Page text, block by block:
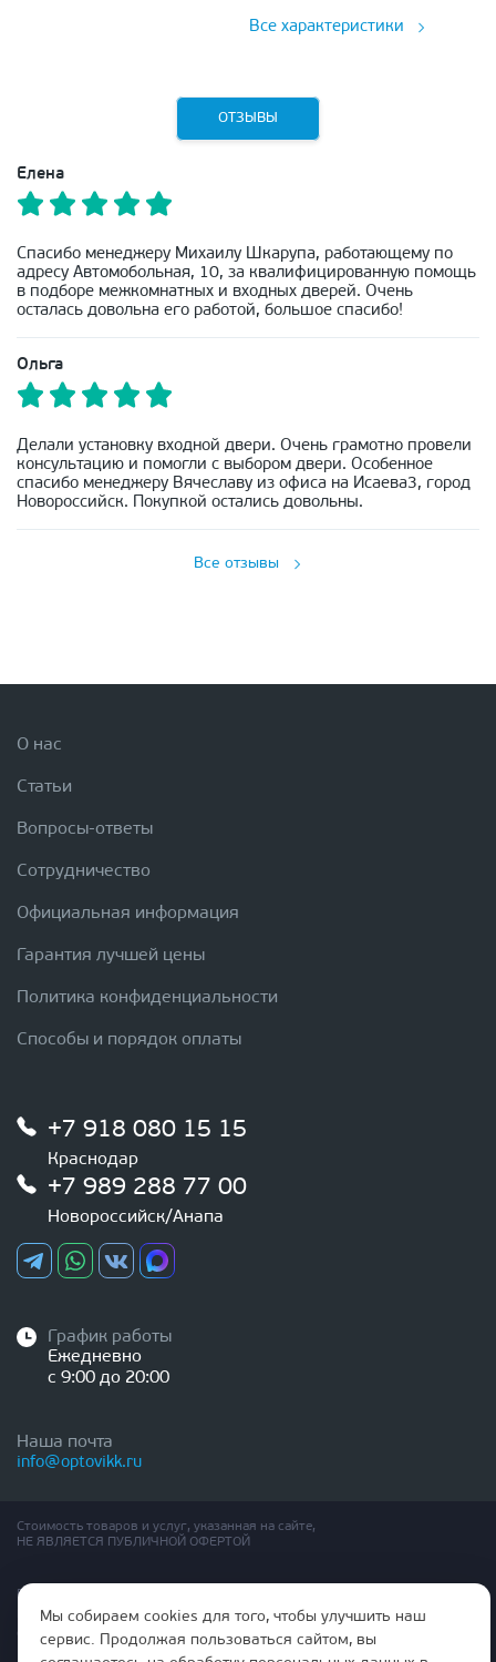
Все характеристики
ОТЗЫВЫ
Елена
Спасибо менеджеру Михаилу Шкарупа, работающему по
адресу Автомобольная, 10, за квалифицированную помощь
в подборе межкомнатных и входных дверей. Очень
осталась довольна его работой, большое спасибо!
Ольга
Делали установку входной двери. Очень грамотно провели
консультацию и помогли с выбором двери. Особенное
спасибо менеджеру Вячеславу из офиса на Исаева3, город
Новороссийск. Покупкой остались довольны.
Все отзывы
О нас
Статьи
Вопросы-ответы
Сотрудничество
Официальная информация
Гарантия лучшей цены
Политика конфиденциальности
Способы и порядок оплаты
+7 918 080 15 15
Краснодар
+7 989 288 77 00
Новороссийск/Анапа
График работы
Ежедневно
с 9:00 до 20:00
Наша почта
info@optovikk.ru
Стоимость товаров и услуг, указанная на сайте,
НЕ ЯВЛЯЕТСЯ ПУБЛИЧНОЙ ОФЕРТОЙ
Правила эксплутации входных и межкомнатных дверей
Политика обработки персональных данных
Согласие на обработку персональных данных
Мы собираем cookies для того, чтобы улучшить наш
сервис. Продолжая пользоваться сайтом, вы